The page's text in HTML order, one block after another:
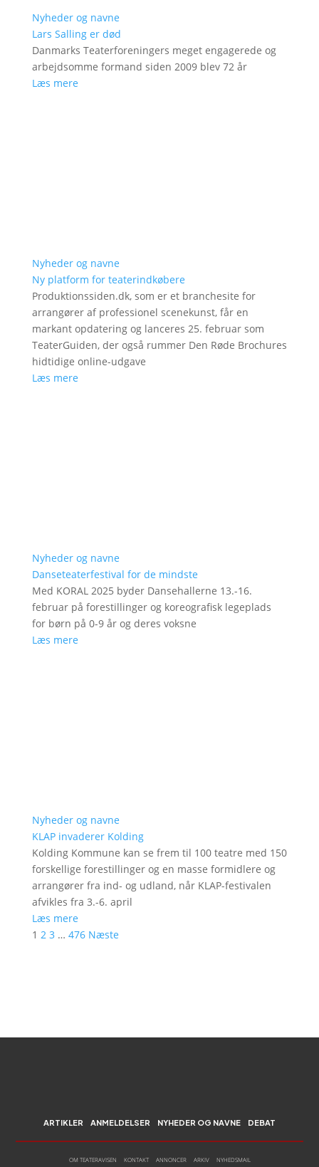
Nyheder og navne
Lars Salling er død
Danmarks Teaterforeningers meget engagerede og
arbejdsomme formand siden 2009 blev 72 år
Læs mere
Nyheder og navne
Ny platform for teaterindkøbere
Produktionssiden.dk, som er et branchesite for
arrangører af professionel scenekunst, får en
markant opdatering og lanceres 25. februar som
TeaterGuiden, der også rummer Den Røde Brochures
hidtidige online-udgave
Læs mere
Nyheder og navne
Danseteaterfestival for de mindste
Med KORAL 2025 byder Dansehallerne 13.-16.
februar på forestillinger og koreografisk legeplads
for børn på 0-9 år og deres voksne
Læs mere
Nyheder og navne
KLAP invaderer Kolding
Kolding Kommune kan se frem til 100 teatre med 150
forskellige forestillinger og en masse formidlere og
arrangører fra ind- og udland, når KLAP-festivalen
afvikles fra 3.-6. april
Læs mere
1 2 3 … 476 Næste
ARTIKLER ANMELDELSER NYHEDER OG NAVNE DEBAT
OM TEATERAVISEN KONTAKT ANNONCER ARKIV NYHEDSMAIL